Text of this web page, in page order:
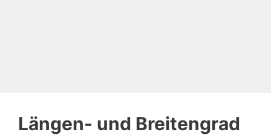
Längen- und Breitengrad